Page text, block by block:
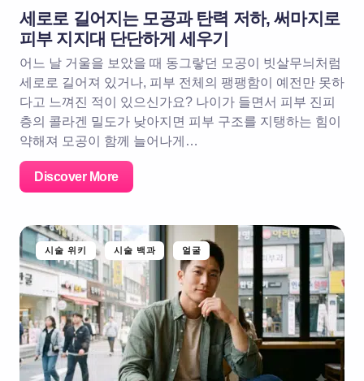
세로로 길어지는 모공과 탄력 저하, 써마지로
피부 지지대 단단하게 세우기
어느 날 거울을 보았을 때 동그랗던 모공이 빗살무늬처럼
세로로 길어져 있거나, 피부 전체의 팽팽함이 예전만 못하
다고 느껴진 적이 있으신가요? 나이가 들면서 피부 진피
층의 콜라겐 밀도가 낮아지면 피부 구조를 지탱하는 힘이
약해져 모공이 함께 늘어나게…
Discover More
시술 위키 시술 백과 얼굴